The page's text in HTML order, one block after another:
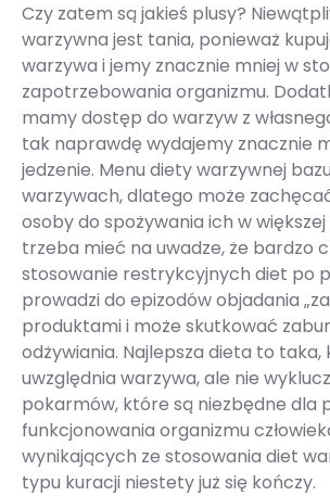
Czy zatem są jakieś plusy?
warzywna jest tania, ponieważ
warzywa i jemy znacznie mniej w
zapotrzebowania organizmu.
mamy dostęp do warzyw z
tak naprawdę wydajemy znacznie
jedzenie. Menu diety warzywnej
warzywach, dlatego może
osoby do spożywania ich w
trzeba mieć na uwadze, że bardzo
stosowanie restrykcyjnych diet po
prowadzi do epizodów objadania
produktami i może skutkować
odżywiania. Najlepsza dieta to taka,
uwzględnia warzywa, ale nie
pokarmów, które są niezbędne dla
funkcjonowania organizmu
wynikających ze stosowania diet
typu kuracji niestety już się kończy.